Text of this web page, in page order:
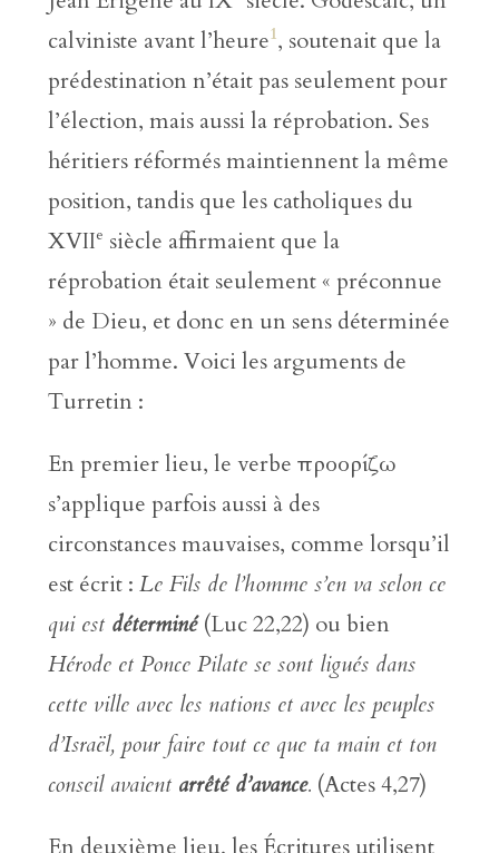
calviniste avant l’heure1, soutenait que la
prédestination n’était pas seulement pour
l’élection, mais aussi la réprobation. Ses
héritiers réformés maintiennent la même
position, tandis que les catholiques du
XVIIe siècle affirmaient que la
réprobation était seulement « préconnue
» de Dieu, et donc en un sens déterminée
par l’homme. Voici les arguments de
Turretin :
En premier lieu, le verbe προορίζω
s’applique parfois aussi à des
circonstances mauvaises, comme lorsqu’il
est écrit : Le Fils de l’homme s’en va selon ce
qui est déterminé(Luc 22,22) ou bien
Hérode et Ponce Pilate se sont ligués dans
cette ville avec les nations et avec les peuples
d’Israël, pour faire tout ce que ta main et ton
conseil avaient arrêté d’avance.(Actes 4,27)
En deuxième lieu, les Écritures utilisent